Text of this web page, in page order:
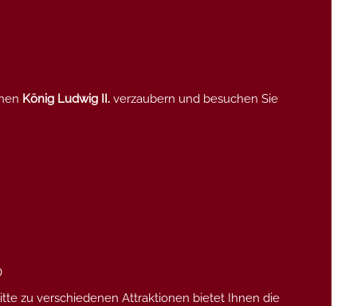
König Ludwig II.verzaubern und besuchen Sie
zu verschiedenen Attraktionen bietet Ihnen die